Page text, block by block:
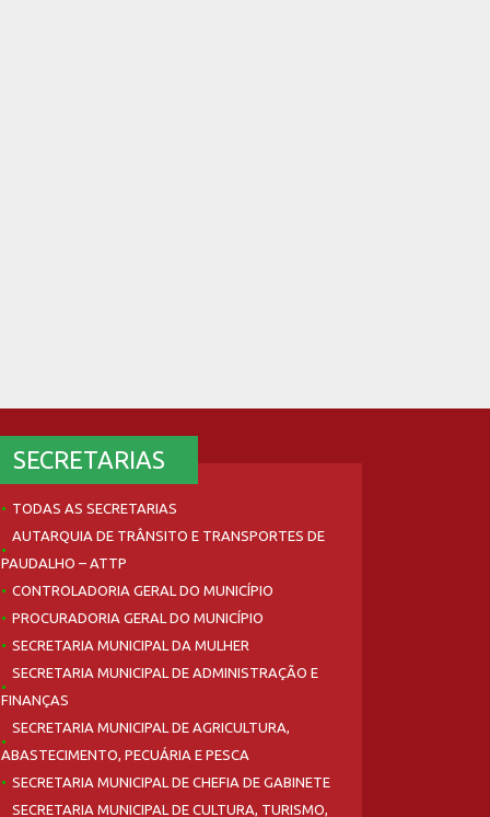
SECRETARIAS
TODAS AS SECRETARIAS
AUTARQUIA DE TRÂNSITO E TRANSPORTES DE
PAUDALHO – ATTP
CONTROLADORIA GERAL DO MUNICÍPIO
PROCURADORIA GERAL DO MUNICÍPIO
SECRETARIA MUNICIPAL DA MULHER
SECRETARIA MUNICIPAL DE ADMINISTRAÇÃO E
FINANÇAS
SECRETARIA MUNICIPAL DE AGRICULTURA,
ABASTECIMENTO, PECUÁRIA E PESCA
SECRETARIA MUNICIPAL DE CHEFIA DE GABINETE
SECRETARIA MUNICIPAL DE CULTURA, TURISMO,